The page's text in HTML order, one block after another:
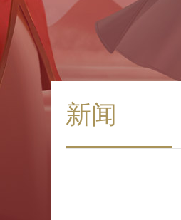
新闻